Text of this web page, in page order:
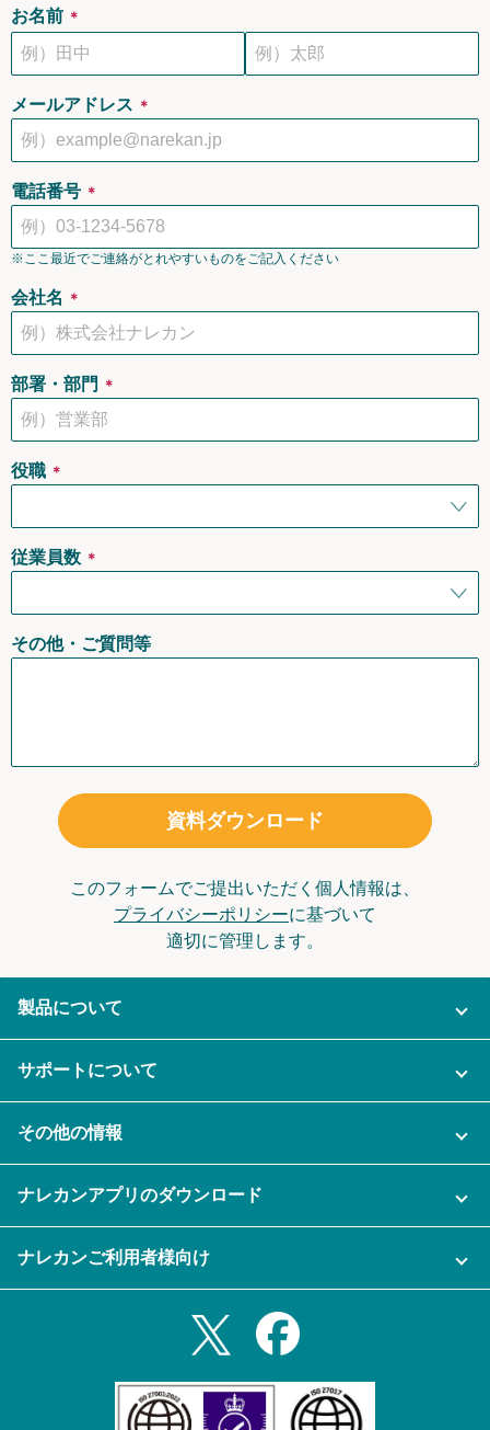
お名前 ＊
メールアドレス ＊
電話番号 ＊
※ここ最近でご連絡がとれやすいものをご記入ください
会社名 ＊
部署・部門 ＊
役職 ＊
従業員数 ＊
その他・ご質問等
資料ダウンロード
このフォームでご提出いただく個人情報は、
プライバシーポリシーに基づいて
適切に管理します。
製品について
ご利用企業様の声
セキュリティ
資料をダウンロードする
メール自動転送機能
サポートについて
充実サポート
その他の情報
セミナー一覧
プライバシーポリシー
ナレカンアプリのダウンロード
Androidタブレットアプリ
ナレカンご利用者様向け